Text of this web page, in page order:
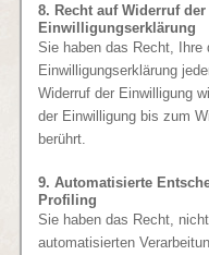
8. Recht auf Widerruf
Einwilligungserklärung
Sie haben das Recht, Ihre
Einwilligungserklärung
Widerruf der Einwilligung
der Einwilligung bis zum
berührt.
9. Automatisierte
Profiling
Sie haben das Recht,
automatisierten